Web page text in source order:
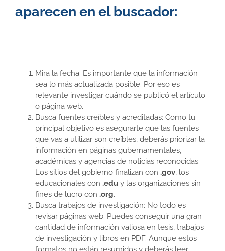
aparecen en el buscador:
Mira la fecha: Es importante que la información
sea lo más actualizada posible. Por eso es
relevante investigar cuándo se publicó el artículo
o página web.
Busca fuentes creíbles y acreditadas: Como tu
principal objetivo es asegurarte que las fuentes
que vas a utilizar son creíbles, deberás priorizar la
información en páginas gubernamentales,
académicas y agencias de noticias reconocidas.
Los sitios del gobierno finalizan con .gov, los
educacionales con .edu y las organizaciones sin
fines de lucro con .org.
Busca trabajos de investigación: No todo es
revisar páginas web. Puedes conseguir una gran
cantidad de información valiosa en tesis, trabajos
de investigación y libros en PDF. Aunque estos